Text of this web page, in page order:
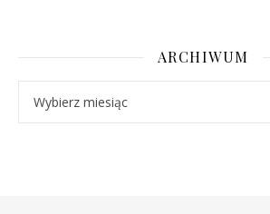
ARCHIWUM